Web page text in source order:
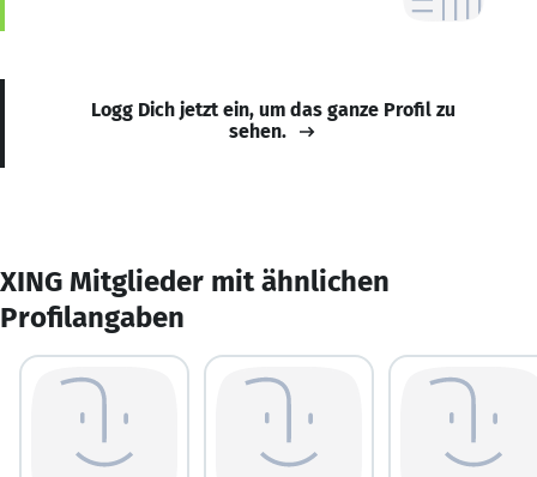
Logg Dich jetzt ein, um das ganze Profil zu
sehen.
XING Mitglieder mit ähnlichen
Profilangaben